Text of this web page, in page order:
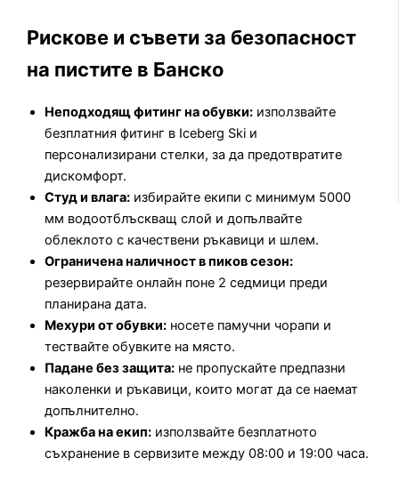
Рискове и съвети за безопасност
на пистите в Банско
Неподходящ фитинг на обувки: използвайте
безплатния фитинг в Iceberg Ski и
персонализирани стелки, за да предотвратите
дискомфорт.
Студ и влага: избирайте екипи с минимум 5000
мм водоотблъскващ слой и допълвайте
облеклото с качествени ръкавици и шлем.
Ограничена наличност в пиков сезон:
резервирайте онлайн поне 2 седмици преди
планирана дата.
Мехури от обувки: носете памучни чорапи и
тествайте обувките на място.
Падане без защита: не пропускайте предпазни
наколенки и ръкавици, които могат да се наемат
допълнително.
Кражба на екип: използвайте безплатното
съхранение в сервизите между 08:00 и 19:00 часа.